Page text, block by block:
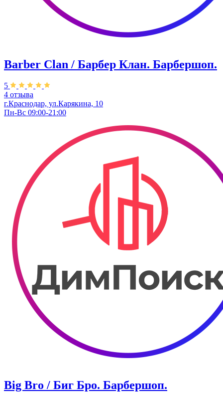
Barber Clan / Барбер Клан. ​Барбершоп.
5
4 отзыва
г.Краснодар, ул.Карякина, 10
Пн-Вс 09:00-21:00
Big Bro / Биг Бро. Барбершоп.